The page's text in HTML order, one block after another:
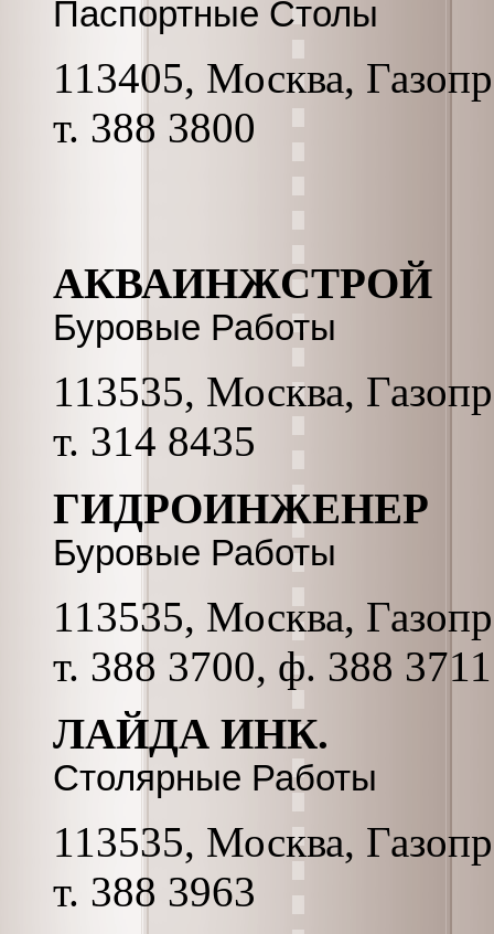
Паспортные Столы
113405, Москва,
т. 388 3800
АКВАИНЖСТРОЙ
Буровые Работы
113535, Москва,
т. 314 8435
ГИДРОИНЖЕНЕР
Буровые Работы
113535, Москва,
т. 388 3700, ф. 388 3711
ЛАЙДА ИНК.
Столярные Работы
113535, Москва,
т. 388 3963